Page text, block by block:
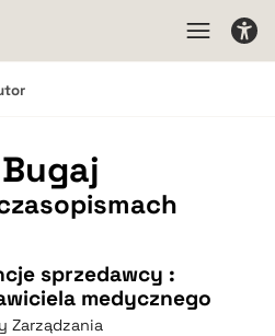
sprzedawcy :
medycznego
Zarządzania